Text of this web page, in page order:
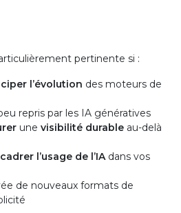
pertinente si :
l’évolution des moteurs de
repris par les IA génératives
une visibilité durable au-delà
l’usage de l’IAdans vos
de nouveaux formats de